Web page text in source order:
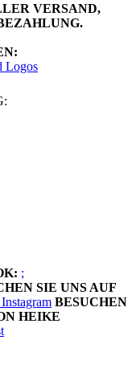
VERSAND,
;
SIE UNS AUF
BESUCHEN
HEIKE